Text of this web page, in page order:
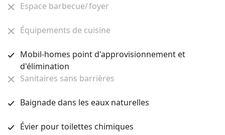
Espace barbecue/ foyer
Équipements de cuisine
Mobil-homes point d'approvisionnement et
d'élimination
Sanitaires sans barrières
Baignade dans les eaux naturelles
Évier pour toilettes chimiques